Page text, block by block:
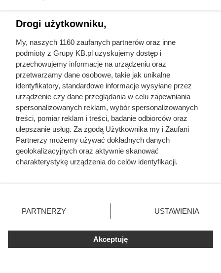
Leszczyna czy grab? porównanie
do kominka
Drewno leszczynowe jest powszechnie dostępne i zwykle
Drogi użytkowniku,
My, naszych 1160 zaufanych partnerów oraz inne
podmioty z Grupy KB.pl uzyskujemy dostęp i
przechowujemy informacje na urządzeniu oraz
przetwarzamy dane osobowe, takie jak unikalne
identyfikatory, standardowe informacje wysyłane przez
urządzenie czy dane przeglądania w celu zapewniania
spersonalizowanych reklam, wybór spersonalizowanych
treści, pomiar reklam i treści, badanie odbiorców oraz
ulepszanie usług. Za zgodą Użytkownika my i Zaufani
Partnerzy możemy używać dokładnych danych
geolokalizacyjnych oraz aktywnie skanować
charakterystykę urządzenia do celów identyfikacji.
zmienić/wycofać klikając przycisk ustawień prywatności
znajdujący się w lewym dolnym rogu strony. Niektóre
użytkownika, ale masz prawo sprzeciwić się takiemu
przetwarzaniu. Preferencje będą miały zastosowania tylko
PARTNERZY USTAWIENIA
Akceptuję